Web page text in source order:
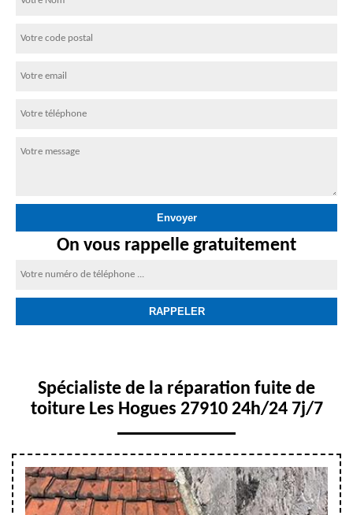
On vous rappelle gratuitement
Spécialiste de la réparation fuite de
toiture Les Hogues 27910 24h/24 7j/7